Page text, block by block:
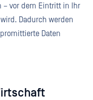
– vor dem Eintritt in Ihr
Dadurch werden
Daten